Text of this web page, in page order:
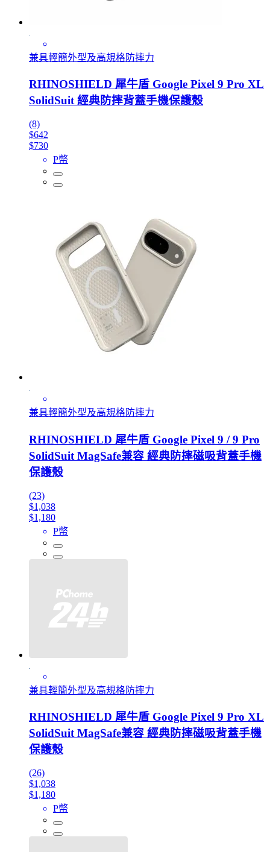
兼具輕簡外型及高規格防摔力
RHINOSHIELD 犀牛盾 Google Pixel 9 Pro XL
SolidSuit 經典防摔背蓋手機保護殼
(8)
$642
$730
P幣
兼具輕簡外型及高規格防摔力
RHINOSHIELD 犀牛盾 Google Pixel 9 / 9 Pro
SolidSuit MagSafe兼容 經典防摔磁吸背蓋手機
保護殼
(23)
$1,038
$1,180
P幣
兼具輕簡外型及高規格防摔力
RHINOSHIELD 犀牛盾 Google Pixel 9 Pro XL
SolidSuit MagSafe兼容 經典防摔磁吸背蓋手機
保護殼
(26)
$1,038
$1,180
P幣